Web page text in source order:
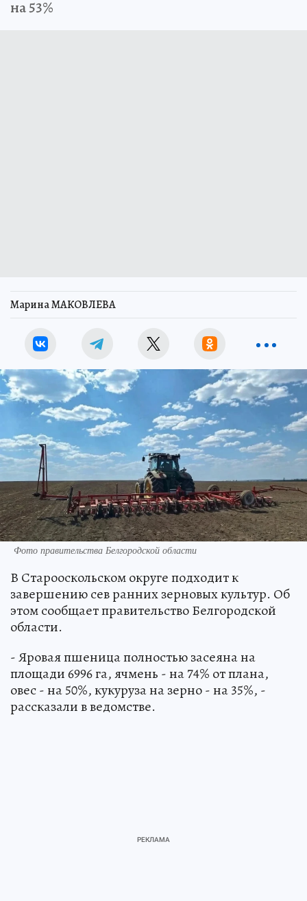
на 53%
Марина МАКОВЛЕВА
Фото правительства Белгородской области
В Старооскольском округе подходит к
завершению сев ранних зерновых культур. Об
этом сообщает правительство Белгородской
области.
- Яровая пшеница полностью засеяна на
площади 6996 га, ячмень - на 74% от плана,
овес - на 50%, кукуруза на зерно - на 35%, -
рассказали в ведомстве.